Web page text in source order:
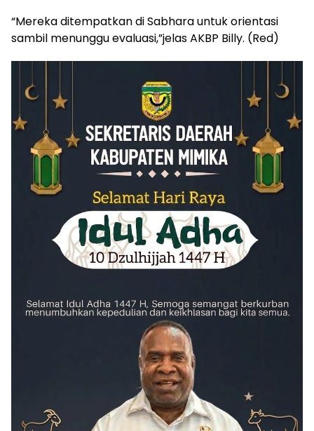
“Mereka ditempatkan di Sabhara untuk orientasi
sambil menunggu evaluasi,”jelas AKBP Billy. (Red)